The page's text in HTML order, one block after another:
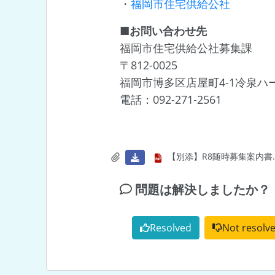
・ 福岡市住宅供給公社
■お問い合わせ先
福岡市住宅供給公社募集課
〒812-0025
福岡市博多区店屋町4-1冷泉ハ
電話：092-271-2561
【別添】R8随時募集案内
問題は解決しましたか？
Resolved Not